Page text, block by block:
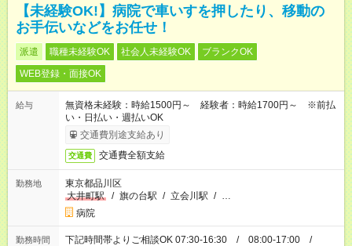
【未経験OK!】病院で車いすを押したり、移動の
お手伝いなどをお任せ！
派遣 職種未経験OK 社会人未経験OK
ブランクOK
WEB登録・面接OK
給与
無資格未経験：時給1500円～ 経験者：時給1700円～ ※前払
い・日払い・週払いOK
交通費別途支給あり
交通費 交通費全額支給
勤務地
東京都品川区
大井町駅
/ 旗の台駅 / 立会川駅 / …
病院
勤務時間 下記時間帯よりご相談OK 07:30-16:30 / 08:00-17:00 /